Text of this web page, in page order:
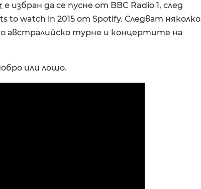
е избран да се пусне от BBC Radio 1, след
to watch in 2015 от Spotify. Следват няколко
австралийско турне и концертите на
или лошо.